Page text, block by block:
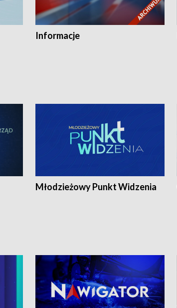
Informacje
Młodzieżowy Punkt Widzenia